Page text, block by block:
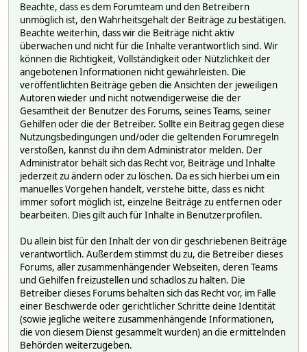
Beachte, dass es dem Forumteam und den Betreibern
unmöglich ist, den Wahrheitsgehalt der Beiträge zu bestätigen.
Beachte weiterhin, dass wir die Beiträge nicht aktiv
überwachen und nicht für die Inhalte verantwortlich sind. Wir
können die Richtigkeit, Vollständigkeit oder Nützlichkeit der
angebotenen Informationen nicht gewährleisten. Die
veröffentlichten Beiträge geben die Ansichten der jeweiligen
Autoren wieder und nicht notwendigerweise die der
Gesamtheit der Benutzer des Forums, seines Teams, seiner
Gehilfen oder die der Betreiber. Sollte ein Beitrag gegen diese
Nutzungsbedingungen und/oder die geltenden Forumregeln
verstoßen, kannst du ihn dem Administrator melden. Der
Administrator behält sich das Recht vor, Beiträge und Inhalte
jederzeit zu ändern oder zu löschen. Da es sich hierbei um ein
manuelles Vorgehen handelt, verstehe bitte, dass es nicht
immer sofort möglich ist, einzelne Beiträge zu entfernen oder
bearbeiten. Dies gilt auch für Inhalte in Benutzerprofilen.
Du allein bist für den Inhalt der von dir geschriebenen Beiträge
verantwortlich. Außerdem stimmst du zu, die Betreiber dieses
Forums, aller zusammenhängender Webseiten, deren Teams
und Gehilfen freizustellen und schadlos zu halten. Die
Betreiber dieses Forums behalten sich das Recht vor, im Falle
einer Beschwerde oder gerichtlicher Schritte deine Identität
(sowie jegliche weitere zusammenhängende Informationen,
die von diesem Dienst gesammelt wurden) an die ermittelnden
Behörden weiterzugeben.